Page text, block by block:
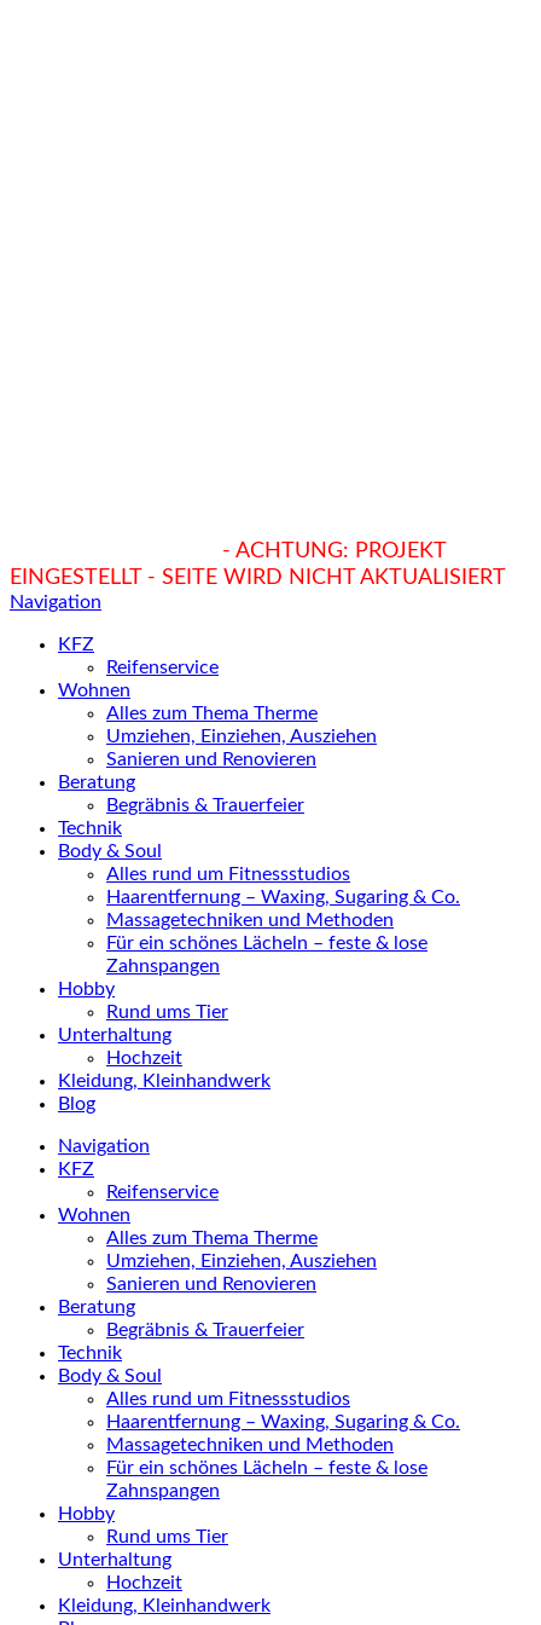
- ACHTUNG: PROJEKT
EINGESTELLT - SEITE WIRD NICHT AKTUALISIERT
Navigation
KFZ
Reifenservice
Wohnen
Alles zum Thema Therme
Umziehen, Einziehen, Ausziehen
Sanieren und Renovieren
Beratung
Begräbnis & Trauerfeier
Technik
Body & Soul
Alles rund um Fitnessstudios
Haarentfernung – Waxing, Sugaring & Co.
Massagetechniken und Methoden
Für ein schönes Lächeln – feste & lose
Zahnspangen
Hobby
Rund ums Tier
Unterhaltung
Hochzeit
Kleidung, Kleinhandwerk
Blog
Navigation
KFZ
Reifenservice
Wohnen
Alles zum Thema Therme
Umziehen, Einziehen, Ausziehen
Sanieren und Renovieren
Beratung
Begräbnis & Trauerfeier
Technik
Body & Soul
Alles rund um Fitnessstudios
Haarentfernung – Waxing, Sugaring & Co.
Massagetechniken und Methoden
Für ein schönes Lächeln – feste & lose
Zahnspangen
Hobby
Rund ums Tier
Unterhaltung
Hochzeit
Kleidung, Kleinhandwerk